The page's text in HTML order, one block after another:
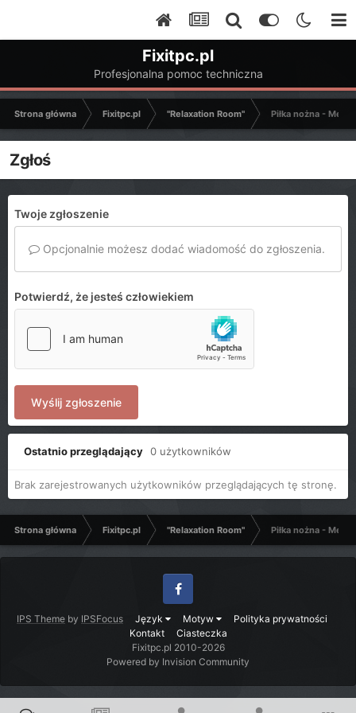
Fixitpc.pl
Profesjonalna pomoc techniczna
Strona główna Fixitpc.pl "Relaxation Room" Piłka nożna -
Zgłoś
Twoje zgłoszenie
Opcjonalnie możesz dodać wiadomość do zgłoszenia.
Potwierdź, że jesteś człowiekiem
Wyślij zgłoszenie
Ostatnio przeglądający 0 użytkowników
Brak zarejestrowanych użytkowników przeglądających tę stronę.
Strona główna Fixitpc.pl "Relaxation Room" Piłka nożna -
IPS Theme by IPSFocus Język Motyw
Polityka prywatności
Kontakt
Ciasteczka
Facebook
Fixitpc.pl 2010-2026
Powered by Invision Community